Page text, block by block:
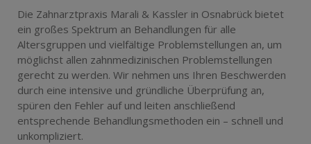
Die Zahnarztpraxis Marali & Kassler in Osnabrück bietet
ein großes Spektrum an Behandlungen für alle
Altersgruppen und vielfältige Problemstellungen an, um
möglichst allen zahnmedizinischen Problemstellungen
gerecht zu werden. Wir nehmen uns Ihren Beschwerden
durch eine intensive und gründliche Überprüfung an,
spüren den Fehler auf und leiten anschließend
entsprechende Behandlungsmethoden ein – schnell und
unkompliziert.